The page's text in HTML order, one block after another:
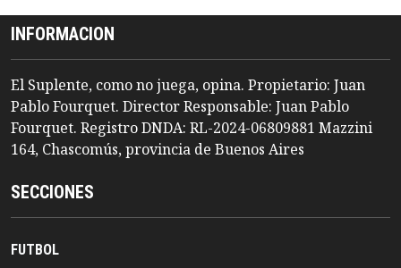
INFORMACION
El Suplente, como no juega, opina. Propietario: Juan
Pablo Fourquet. Director Responsable: Juan Pablo
Fourquet. Registro DNDA: RL-2024-06809881 Mazzini
164, Chascomús, provincia de Buenos Aires
SECCIONES
FUTBOL